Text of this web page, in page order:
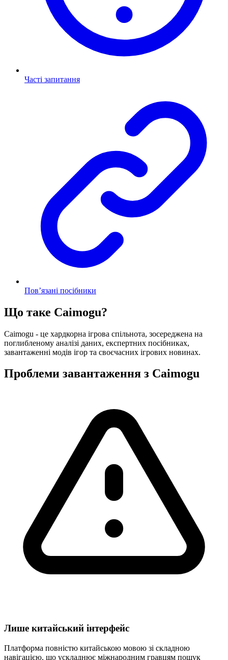
Часті запитання
Пов’язані посібники
Що таке Caimogu?
Caimogu - це хардкорна ігрова спільнота, зосереджена на
поглибленому аналізі даних, експертних посібниках,
завантаженні модів ігор та своєчасних ігрових новинах.
Проблеми завантаження з Caimogu
Лише китайський інтерфейс
Платформа повністю китайською мовою зі складною
навігацією, що ускладнює міжнародним гравцям пошук